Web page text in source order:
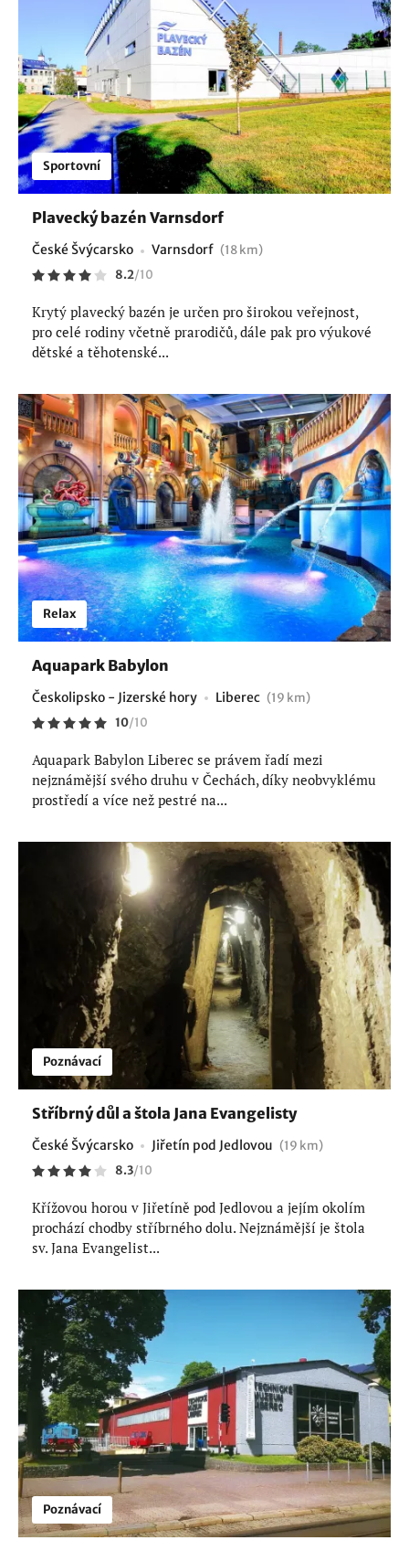
Sportovní
Plavecký bazén Varnsdorf
České Švýcarsko Varnsdorf (18 km)
8.2/10
Krytý plavecký bazén je určen pro širokou veřejnost,
pro celé rodiny včetně prarodičů, dále pak pro výukové
dětské a těhotenské...
Relax
Aquapark Babylon
Českolipsko - Jizerské hory Liberec (19 km)
10/10
Aquapark Babylon Liberec se právem řadí mezi
nejznámější svého druhu v Čechách, díky neobvyklému
prostředí a více než pestré na...
Poznávací
Stříbrný důl a štola Jana Evangelisty
České Švýcarsko Jiřetín pod Jedlovou (19 km)
8.3/10
Křížovou horou v Jiřetíně pod Jedlovou a jejím okolím
prochází chodby stříbrného dolu. Nejznámější je štola
sv. Jana Evangelist...
Poznávací